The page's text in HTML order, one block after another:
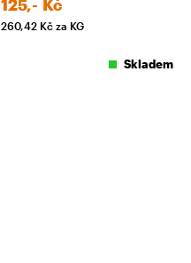
125,- Kč
260,42 Kč za KG
Skladem